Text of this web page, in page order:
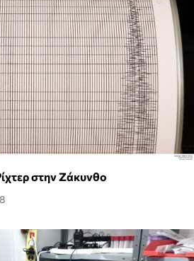
στην Ζάκυνθο